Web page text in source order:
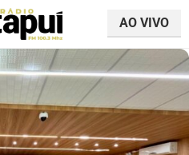
AO VIVO